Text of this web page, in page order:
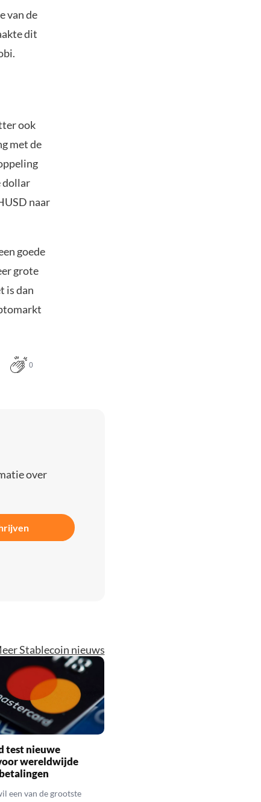
van de
dit
ook
met de
dollar
naar
goede
grote
is dan
0
over
Stablecoin nieuws
test nieuwe
wereldwijde
een van de grootste